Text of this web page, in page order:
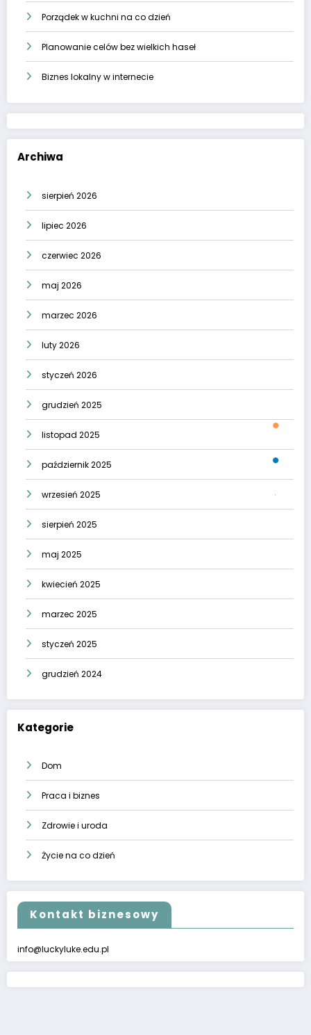
Porządek w kuchni na co dzień
Planowanie celów bez wielkich haseł
Biznes lokalny w internecie
Archiwa
sierpień 2026
lipiec 2026
czerwiec 2026
maj 2026
marzec 2026
luty 2026
styczeń 2026
grudzień 2025
listopad 2025
październik 2025
wrzesień 2025
sierpień 2025
maj 2025
kwiecień 2025
marzec 2025
styczeń 2025
grudzień 2024
Kategorie
Dom
Praca i biznes
Zdrowie i uroda
Życie na co dzień
Kontakt biznesowy
info@luckyluke.edu.pl